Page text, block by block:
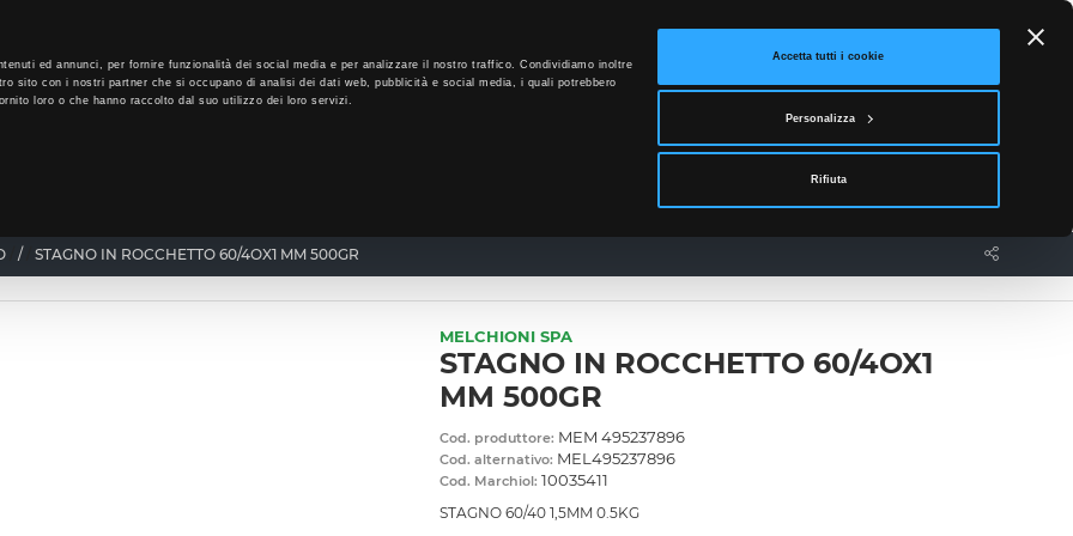
ed annunci, per fornire funzionalità dei social media e per analizzare il nostro traffico. Condividiamo inoltre
sito con i nostri partner che si occupano di analisi dei dati web, pubblicità e social media, i quali potrebbero
loro o che hanno raccolto dal suo utilizzo dei loro servizi.
Accetta tutti i cookie
Personalizza
Rifiuta
Accedi
News Contatti
/ STAGNO IN ROCCHETTO 60/4OX1 MM 500GR
MELCHIONI SPA
STAGNO IN ROCCHETTO 60/4OX1
MM 500GR
Cod. produttore: MEM 495237896
Cod. alternativo: MEL495237896
Cod. Marchiol: 10035411
STAGNO 60/40 1,5MM 0.5KG